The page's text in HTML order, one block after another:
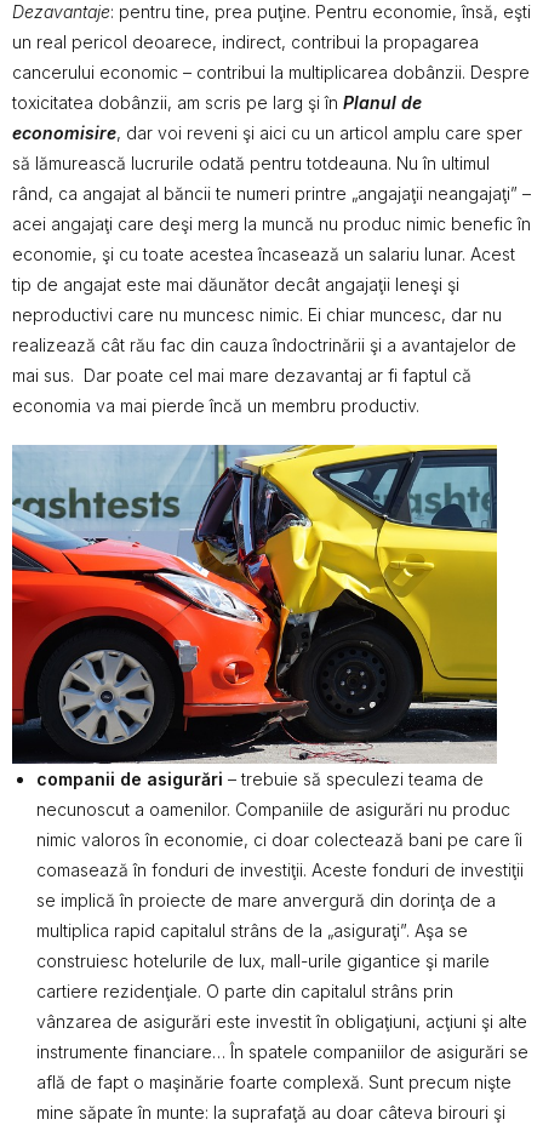
Dezavantaje: pentru tine, prea puţine. Pentru economie, însă, eşti
un real pericol deoarece, indirect, contribui la propagarea
cancerului economic – contribui la multiplicarea dobânzii. Despre
toxicitatea dobânzii, am scris pe larg şi în Planul de
economisire, dar voi reveni şi aici cu un articol amplu care sper
să lămurească lucrurile odată pentru totdeauna. Nu în ultimul
rând, ca angajat al băncii te numeri printre „angajaţii neangajaţi” –
acei angajaţi care deşi merg la muncă nu produc nimic benefic în
economie, şi cu toate acestea încasează un salariu lunar. Acest
tip de angajat este mai dăunător decât angajaţii leneşi şi
neproductivi care nu muncesc nimic. Ei chiar muncesc, dar nu
realizează cât rău fac din cauza îndoctrinării şi a avantajelor de
mai sus. Dar poate cel mai mare dezavantaj ar fi faptul că
economia va mai pierde încă un membru productiv.
companii de asigurări – trebuie să speculezi teama de
necunoscut a oamenilor. Companiile de asigurări nu produc
nimic valoros în economie, ci doar colectează bani pe care îi
comasează în fonduri de investiţii. Aceste fonduri de investiţii
se implică în proiecte de mare anvergură din dorinţa de a
multiplica rapid capitalul strâns de la „asiguraţi”. Aşa se
construiesc hotelurile de lux, mall-urile gigantice şi marile
cartiere rezidenţiale. O parte din capitalul strâns prin
vânzarea de asigurări este investit în obligaţiuni, acţiuni şi alte
instrumente financiare… În spatele companiilor de asigurări se
află de fapt o maşinărie foarte complexă. Sunt precum nişte
mine săpate în munte: la suprafaţă au doar câteva birouri şi